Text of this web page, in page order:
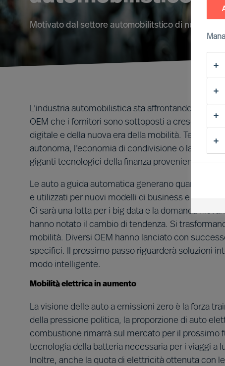
Motivato dal settore automobilitstico di nuova
L'industria automobilistica sta affrontando
OEM che i fornitori sono sottoposti a crescenti
digitale e della nuova era della mobilità.
autonoma, l'economia di condivisione o la
giganti tecnologici della finanza provenienti dagli
Le auto a guida automatica generano quantità
e utilizzati per nuovi modelli di business e servizi
Ci sarà una lotta per i big data e la domanda
hanno notato il cambio di tendenza. Si
mobilità. Diversi OEM hanno lanciato con
specifici. Il prossimo passo riguarderà soluzioni
modo intelligente.
Mobilità elettrica in aumento
La visione delle auto a emissioni zero è la forza
della pressione politica, la proporzione di auto
combustione rimarrà sul mercato per il prossimo
tecnologia della batteria necessaria per i viaggi a
Inoltre, anche la quota di elettricità ottenuta con